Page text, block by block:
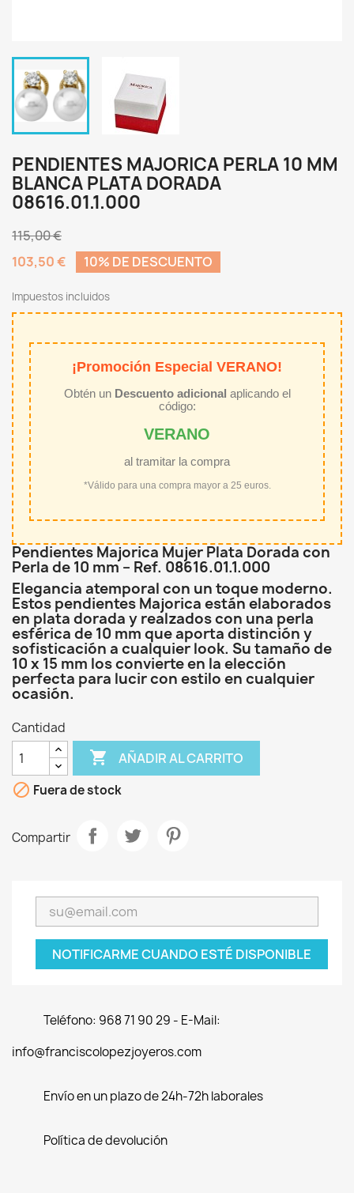
PENDIENTES MAJORICA PERLA 10 MM
BLANCA PLATA DORADA
08616.01.1.000
115,00 €
103,50 €
10% DE DESCUENTO
Impuestos incluidos
¡Promoción Especial VERANO!
Obtén un Descuento adicional aplicando el
código:
VERANO
al tramitar la compra
*Válido para una compra mayor a 25 euros.
Pendientes Majorica Mujer Plata Dorada con
Perla de 10 mm – Ref. 08616.01.1.000
Elegancia atemporal con un toque moderno.
Estos pendientes Majorica están elaborados
en plata dorada y realzados con una perla
esférica de 10 mm que aporta distinción y
sofisticación a cualquier look. Su tamaño de
10 x 15 mm los convierte en la elección
perfecta para lucir con estilo en cualquier
ocasión.
Cantidad
 AÑADIR AL CARRITO
 Fuera de stock
Compartir
NOTIFICARME CUANDO ESTÉ DISPONIBLE
Teléfono: 968 71 90 29 - E-Mail:
info@franciscolopezjoyeros.com
Envío en un plazo de 24h-72h laborales
Política de devolución